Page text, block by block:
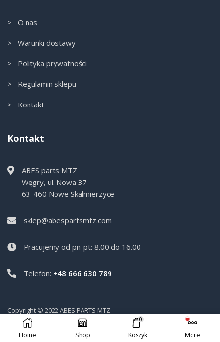
> O nas
> Warunki dostawy
> Polityka prywatności
> Regulamin sklepu
> Kontakt
Kontakt
ABES parts MTZ
Węgry, ul. Nowa 37
63-460 Nowe Skalmierzyce
sklep@abespartsmtz.com
Pracujemy od pn-pt: 8.00 do 16.00
Telefon: +48 666 630 789
Copyright © 2022 ABES PARTS MTZ
Home Shop
0
Koszyk More